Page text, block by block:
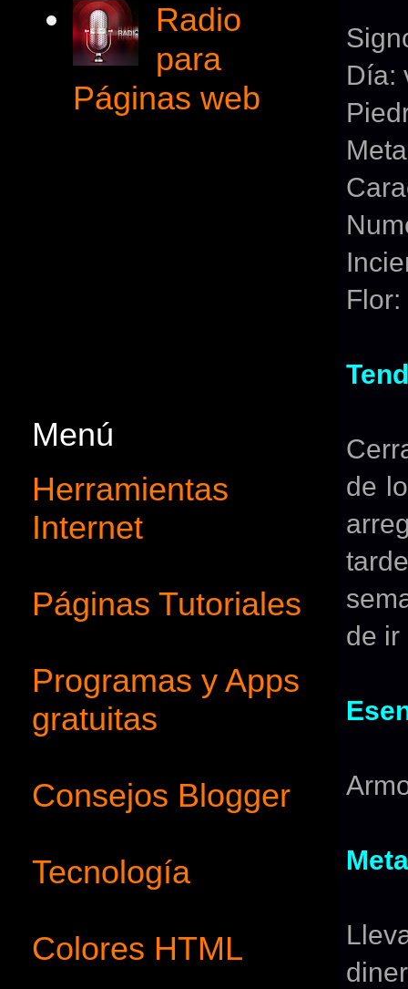
Día:
de
de ir
Radio
para
Páginas web
Menú
Herramientas
Internet
Páginas Tutoriales
Programas y Apps
gratuitas
Consejos Blogger
Tecnología
Colores HTML